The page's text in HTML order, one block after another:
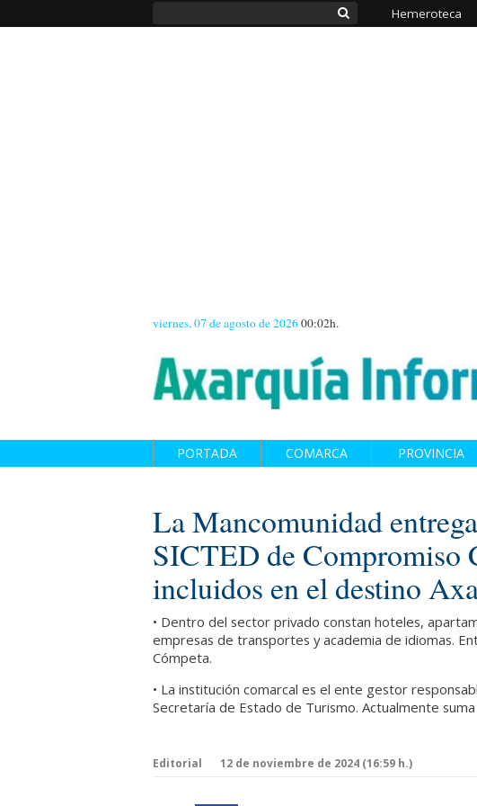
Hemeroteca
viernes, 07 de agosto de 202600:02h.
PORTADA COMARCA PROVINCIA
La Mancomunidad
SICTED de Compromiso
incluidos en el destino
• Dentro del sector privado constan hoteles,
empresas de transportes y academia de idiomas.
Cómpeta.
• La institución comarcal es el ente gestor
Secretaría de Estado de Turismo. Actualmente
Editorial 12 de noviembre de 2024 (16:59 h.)